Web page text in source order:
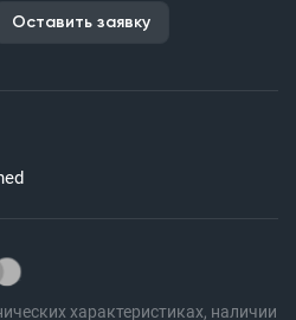
Оставить заявку
характеристиках, наличии